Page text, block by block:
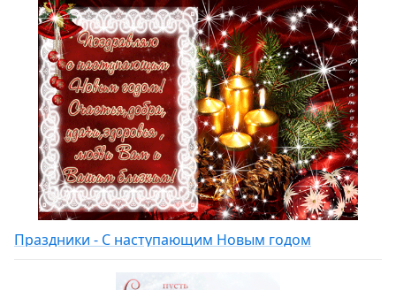
Праздники - С наступающим Новым годом